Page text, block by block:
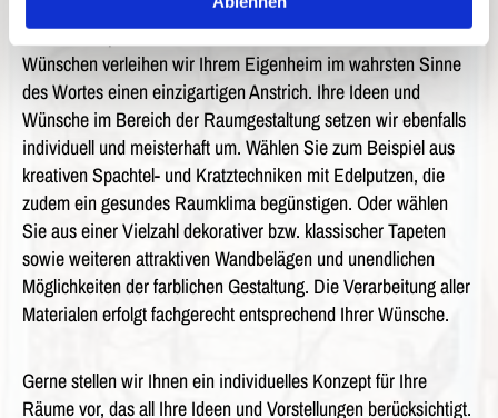
Sondertechniken wie Metallico oder Sentimento in
Sichtbetonoptik und einer individuellen Farbauswahl nach Ihren
Wünschen verleihen wir Ihrem Eigenheim im wahrsten Sinne
des Wortes einen einzigartigen Anstrich. Ihre Ideen und
Wünsche im Bereich der Raumgestaltung setzen wir ebenfalls
individuell und meisterhaft um. Wählen Sie zum Beispiel aus
kreativen Spachtel- und Kratztechniken mit Edelputzen, die
zudem ein gesundes Raumklima begünstigen. Oder wählen
Sie aus einer Vielzahl dekorativer bzw. klassischer Tapeten
sowie weiteren attraktiven Wandbelägen und unendlichen
Möglichkeiten der farblichen Gestaltung. Die Verarbeitung aller
Materialen erfolgt fachgerecht entsprechend Ihrer Wünsche.
Gerne stellen wir Ihnen ein individuelles Konzept für Ihre
Räume vor, das all Ihre Ideen und Vorstellungen berücksichtigt.